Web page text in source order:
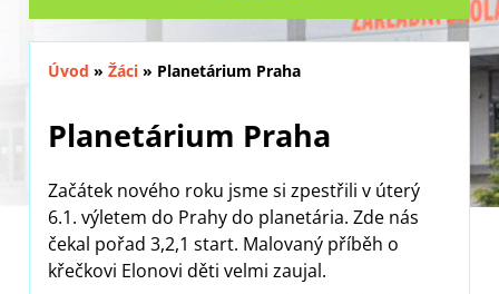
Úvod » Žáci » Planetárium Praha
Planetárium Praha
Začátek nového roku jsme si zpestřili v úterý
6.1. výletem do Prahy do planetária. Zde nás
čekal pořad 3,2,1 start. Malovaný příběh o
křečkovi Elonovi děti velmi zaujal.